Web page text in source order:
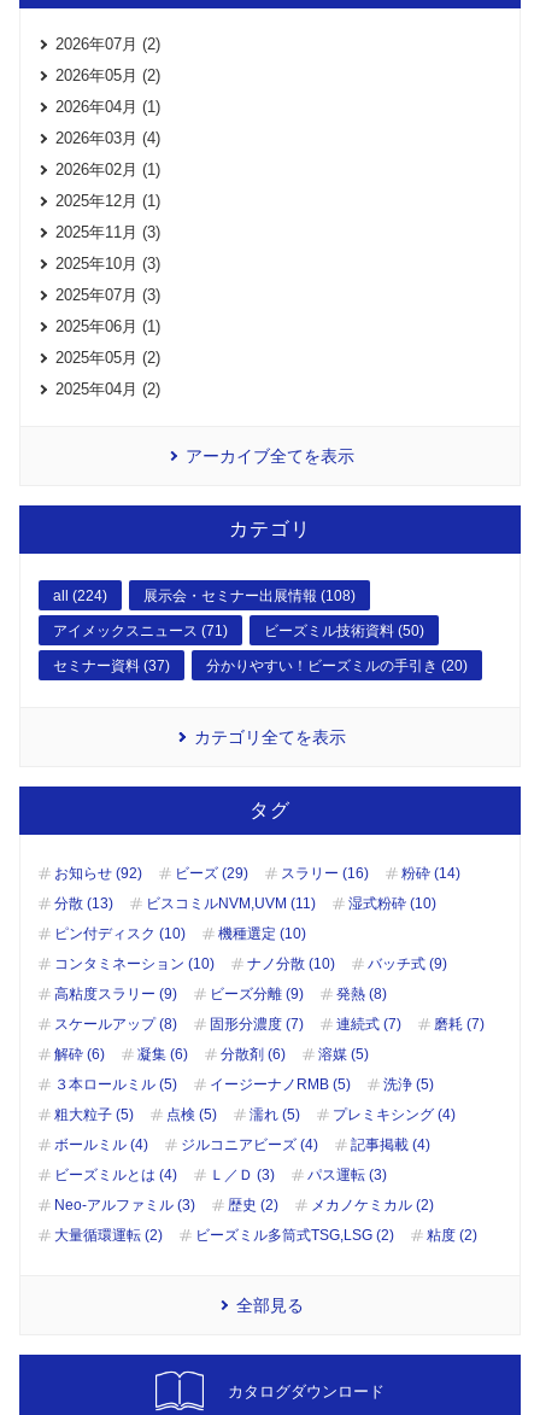
2026年07月 (2)
2026年05月 (2)
2026年04月 (1)
2026年03月 (4)
2026年02月 (1)
2025年12月 (1)
2025年11月 (3)
2025年10月 (3)
2025年07月 (3)
2025年06月 (1)
2025年05月 (2)
2025年04月 (2)
アーカイブ全てを表示
カテゴリ
all (224) 展示会・セミナー出展情報 (108)
アイメックスニュース (71) ビーズミル技術資料 (50)
セミナー資料 (37) 分かりやすい！ビーズミルの手引き (20)
カテゴリ全てを表示
タグ
お知らせ (92) ビーズ (29) スラリー (16)
粉砕 (14)
分散 (13)
ビスコミルNVM,UVM (11)
湿式粉砕 (10)
ピン付ディスク (10)
機種選定 (10)
コンタミネーション (10)
ナノ分散 (10)
バッチ式 (9)
高粘度スラリー (9)
ビーズ分離 (9)
発熱 (8)
スケールアップ (8)
固形分濃度 (7) 連続式 (7)
磨耗 (7)
解砕 (6)
凝集 (6) 分散剤 (6)
溶媒 (5)
３本ロールミル (5)
イージーナノRMB (5)
洗浄 (5)
粗大粒子 (5)
点検 (5) 濡れ (5)
プレミキシング (4)
ボールミル (4)
ジルコニアビーズ (4)
記事掲載 (4)
ビーズミルとは (4)
Ｌ／Ｄ (3)
パス運転 (3)
Neo-アルファミル (3)
歴史 (2)
メカノケミカル (2)
大量循環運転 (2)
ビーズミル多筒式TSG,LSG (2) 粘度 (2)
全部見る
カタログダウンロード